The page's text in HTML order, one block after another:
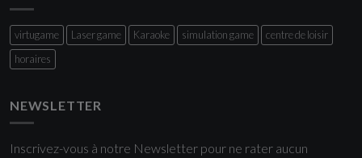
virtugame Laser game Karaoke simulation game
centre de loisir
horaires
NEWSLETTER
Inscrivez-vous à notre Newsletter pour ne rater aucun